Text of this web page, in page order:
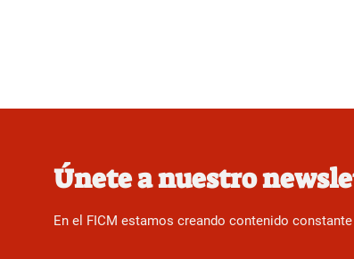
Únete a nuestro
En el FICM estamos creando contenido